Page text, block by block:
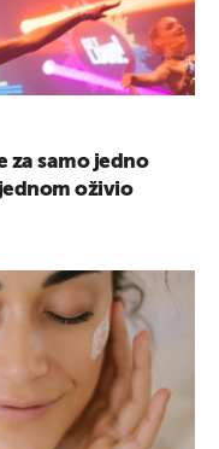
za samo jedno
oživio